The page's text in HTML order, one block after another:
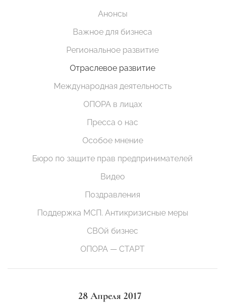
Анонсы
Важное для бизнеса
Региональное развитие
Отраслевое развитие
Международная деятельность
ОПОРА в лицах
Пресса о нас
Особое мнение
Бюро по защите прав предпринимателей
Видео
Поздравления
Поддержка МСП. Антикризисные меры
СВОй бизнес
ОПОРА — СТАРТ
28 Апреля 2017